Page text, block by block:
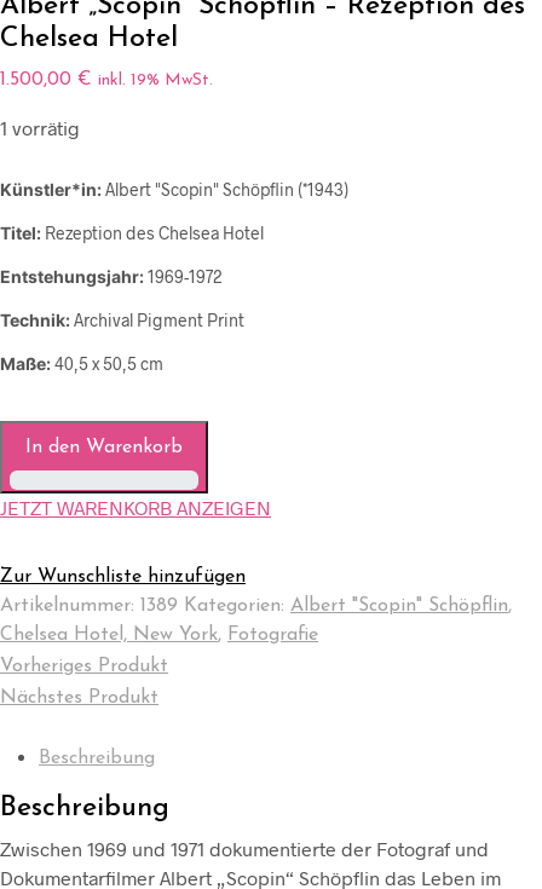
Albert „Scopin“ Schöpflin – Rezeption des
Chelsea Hotel
1.500,00 € inkl. 19% MwSt.
1 vorrätig
Künstler*in:Albert "Scopin" Schöpflin (*1943)
Titel: Rezeption des Chelsea Hotel
Entstehungsjahr:1969-1972
Technik:Archival Pigment Print
Maße:40,5 x 50,5 cm
In den Warenkorb
JETZT WARENKORB ANZEIGEN
Zur Wunschliste hinzufügen
Artikelnummer:
1389 Kategorien: Albert "Scopin" Schöpflin,
Chelsea Hotel, New York, Fotografie
Vorheriges Produkt
Nächstes Produkt
Beschreibung
Beschreibung
Zwischen 1969 und 1971 dokumentierte der Fotograf und
Dokumentarfilmer Albert „Scopin“ Schöpflin das Leben im